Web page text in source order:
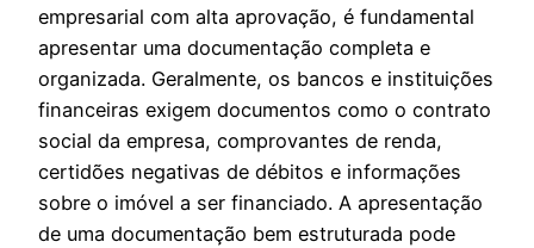
empresarial com alta aprovação, é fundamental
apresentar uma documentação completa e
organizada. Geralmente, os bancos e instituições
financeiras exigem documentos como o contrato
social da empresa, comprovantes de renda,
certidões negativas de débitos e informações
sobre o imóvel a ser financiado. A apresentação
de uma documentação bem estruturada pode